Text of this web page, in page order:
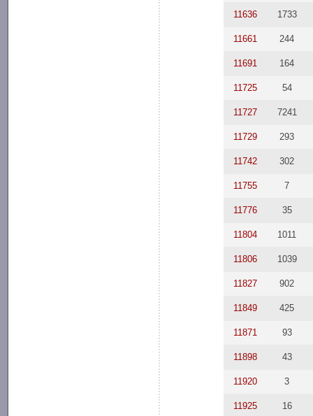
11636 1733
11661 244
11691 164
11725 54
11727 7241
11729 293
11742 302
11755 7
11776 35
11804 1011
11806 1039
11827 902
11849 425
11871 93
11898 43
11920 3
11925 16